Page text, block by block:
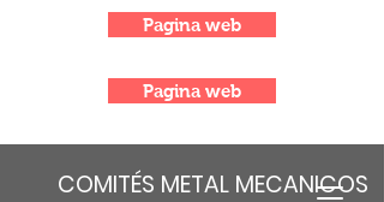
COMITÉS METAL MECANICOS
Pagina web
Pagina web